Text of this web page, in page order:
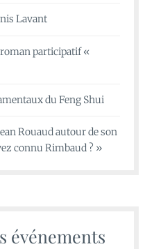
Lavant
participatif «
du Feng Shui
Rouaud autour de son
connu Rimbaud ? »
événements